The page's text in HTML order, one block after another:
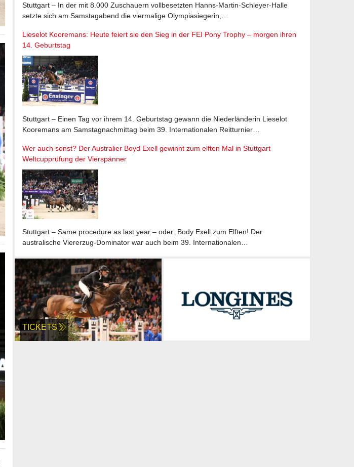
Stuttgart – In der mit 8.000 Zuschauern vollbesetzten Hanns-Martin-Schleyer-Halle
setzte sich am Samstagabend die viermalige Olympiasiegerin,…
Lieselot Kooremans: Heute feiert sie den Sieg in der FEI Pony Trophy – morgen ihren
14. Geburtstag
Stuttgart – Einen Tag vor ihrem 14. Geburtstag gewann die Niederländerin Lieselot
Kooremans am Samstagnachmittag beim 39. Internationalen Reitturnier…
Wer auch sonst? Der Australier Boyd Exell gewinnt zum elften Mal in Stuttgart
Weltcupprüfung der Vierspänner
Stuttgart – Same procedure as last year – oder: Body Exell zum Elften! Der
australische Viererzug-Dominator war auch beim 39. Internationalen…
TICKETS